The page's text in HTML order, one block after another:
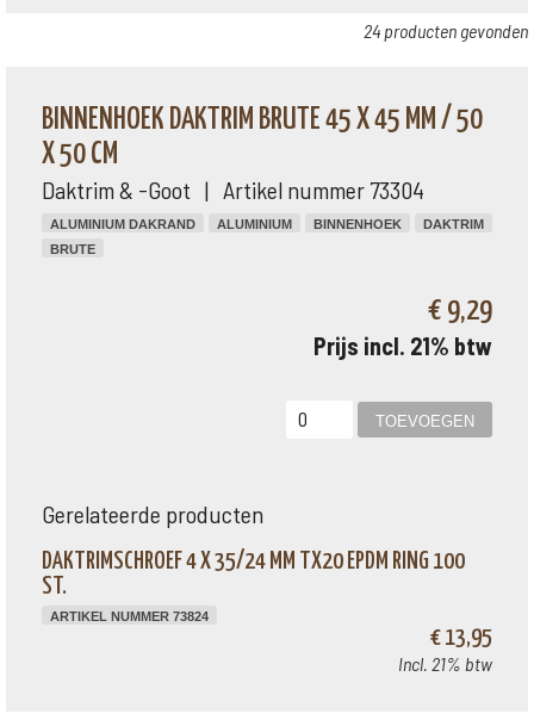
24 producten gevonden
BINNENHOEK DAKTRIM BRUTE 45 X 45 MM / 50
X 50 CM
Daktrim & -Goot | Artikel nummer 73304
ALUMINIUM DAKRAND ALUMINIUM BINNENHOEK
DAKTRIM
BRUTE
€ 9,29
Prijs incl. 21% btw
Gerelateerde producten
DAKTRIMSCHROEF 4 X 35/24 MM TX20 EPDM RING 100
ST.
ARTIKEL NUMMER 73824
€ 13,95
Incl. 21% btw